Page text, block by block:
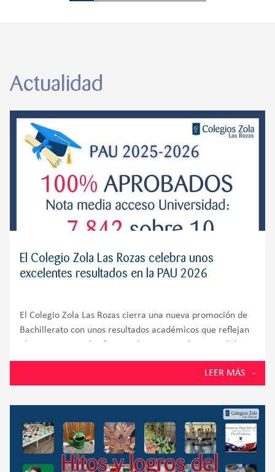
Actualidad
El Colegio Zola Las Rozas celebra unos
excelentes resultados en la PAU 2026
El Colegio Zola Las Rozas cierra una nueva promoción de
Bachillerato con unos resultados académicos que reflejan
sus alumnos. El 100% de los estudiantes presentados a la
LEER MÁS